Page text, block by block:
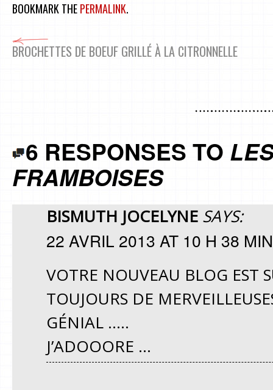
BOOKMARK THEPERMALINK.
BROCHETTES DE BOEUF GRILLÉ À LA CITRONNELLE
6 RESPONSES TO
FRAMBOISES
BISMUTH JOCELYNE SAYS:
22 AVRIL 2013 AT 10 H 38 MIN
VOTRE NOUVEAU BLOG EST
TOUJOURS DE
GÉNIAL …..
J’ADOOORE …